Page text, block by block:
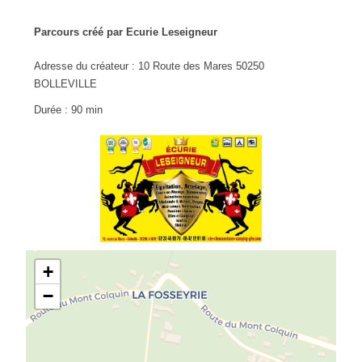
Parcours créé par Ecurie Leseigneur
Adresse du créateur : 10 Route des Mares 50250
BOLLEVILLE
Durée : 90 min
+
−